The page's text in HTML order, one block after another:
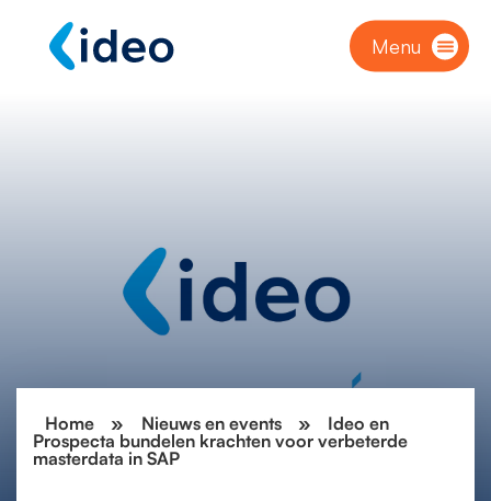
Menu
Home » Nieuws en events »
Ideo en
Prospecta bundelen krachten voor verbeterde
masterdata in SAP